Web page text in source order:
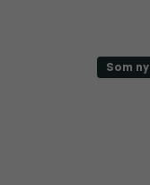
Som ny